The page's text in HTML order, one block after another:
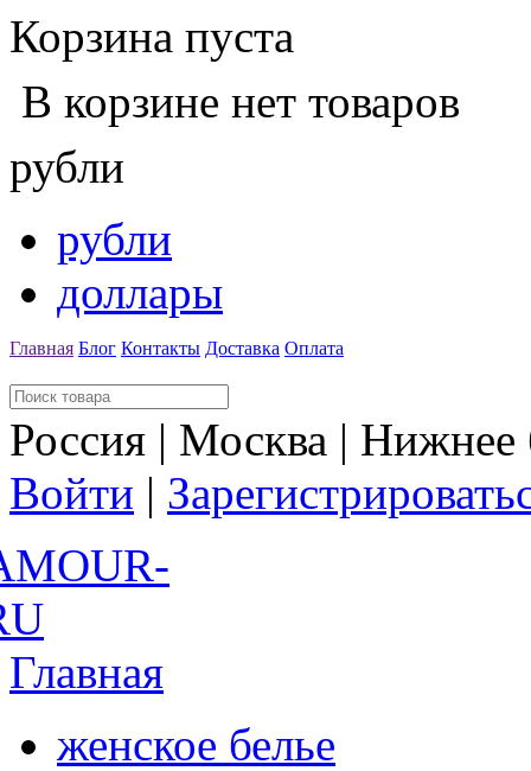
Корзина пуста
В корзине нет товаров
рубли
рубли
доллары
Главная Блог Контакты Доставка Оплата
Россия | Москва |
Войти |
Главная
женское белье